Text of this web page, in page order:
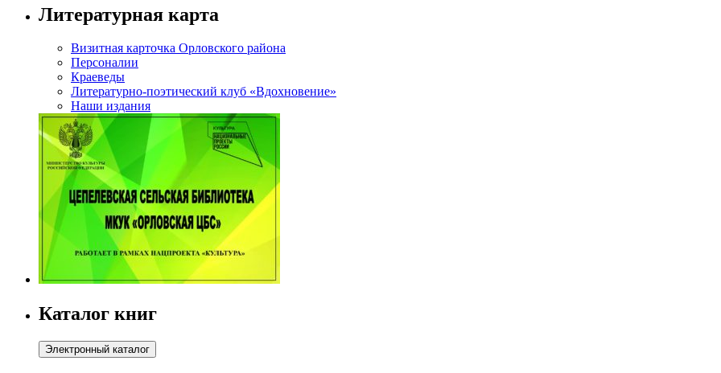
Литературная карта
Визитная карточка Орловского района
Персоналии
Краеведы
Литературно-поэтический клуб «Вдохновение»
Наши издания
Каталог книг